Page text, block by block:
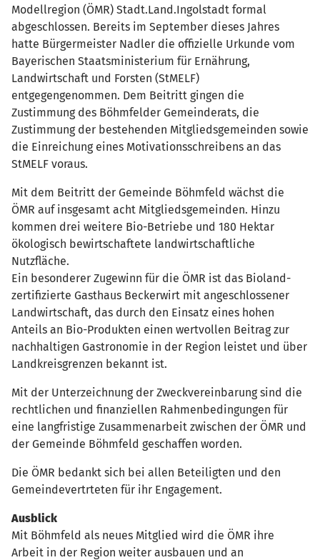
Modellregion (ÖMR) Stadt.Land.Ingolstadt formal
abgeschlossen. Bereits im September dieses Jahres
hatte Bürgermeister Nadler die offizielle Urkunde vom
Bayerischen Staatsministerium für Ernährung,
Landwirtschaft und Forsten (StMELF)
entgegengenommen. Dem Beitritt gingen die
Zustimmung des Böhmfelder Gemeinderats, die
Zustimmung der bestehenden Mitgliedsgemeinden sowie
die Einreichung eines Motivationsschreibens an das
StMELF voraus.
Mit dem Beitritt der Gemeinde Böhmfeld wächst die
ÖMR auf insgesamt acht Mitgliedsgemeinden. Hinzu
kommen drei weitere Bio-Betriebe und 180 Hektar
ökologisch bewirtschaftete landwirtschaftliche
Nutzfläche.
Ein besonderer Zugewinn für die ÖMR ist das Bioland-
zertifizierte Gasthaus Beckerwirt mit angeschlossener
Landwirtschaft, das durch den Einsatz eines hohen
Anteils an Bio-Produkten einen wertvollen Beitrag zur
nachhaltigen Gastronomie in der Region leistet und über
Landkreisgrenzen bekannt ist.
Mit der Unterzeichnung der Zweckvereinbarung sind die
rechtlichen und finanziellen Rahmenbedingungen für
eine langfristige Zusammenarbeit zwischen der ÖMR und
der Gemeinde Böhmfeld geschaffen worden.
Die ÖMR bedankt sich bei allen Beteiligten und den
Gemeindevertrteten für ihr Engagement.
Ausblick
Mit Böhmfeld als neues Mitglied wird die ÖMR ihre
Arbeit in der Region weiter ausbauen und an